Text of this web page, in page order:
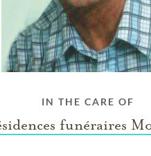
IN THE CARE OF
funéraires